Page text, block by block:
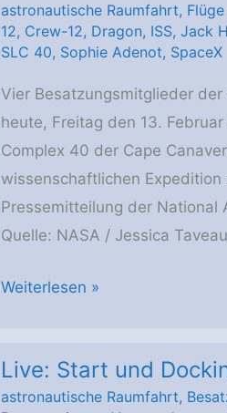
Crew-
12
die
Station
und
schließt
sich
der
74
astronautische Raumfahrt,
12, Crew-12, Dragon, ISS, Jack
SLC 40, Sophie Adenot, SpaceX
Vier Besatzungsmitglieder
heute, Freitag den 13.
Complex 40 der Cape
wissenschaftlichen
Pressemitteilung der National
Quelle: NASA / Jessica
Die
12
startete
Weiterlesen »
Live: Start und
astronautische Raumfahrt,